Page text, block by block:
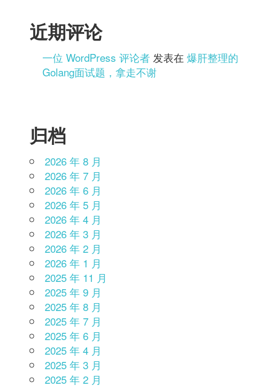
近期评论
一位 WordPress 评论者 发表在爆肝整理的
Golang面试题，拿走不谢
归档
2026 年 8 月
2026 年 7 月
2026 年 6 月
2026 年 5 月
2026 年 4 月
2026 年 3 月
2026 年 2 月
2026 年 1 月
2025 年 11 月
2025 年 9 月
2025 年 8 月
2025 年 7 月
2025 年 6 月
2025 年 4 月
2025 年 3 月
2025 年 2 月